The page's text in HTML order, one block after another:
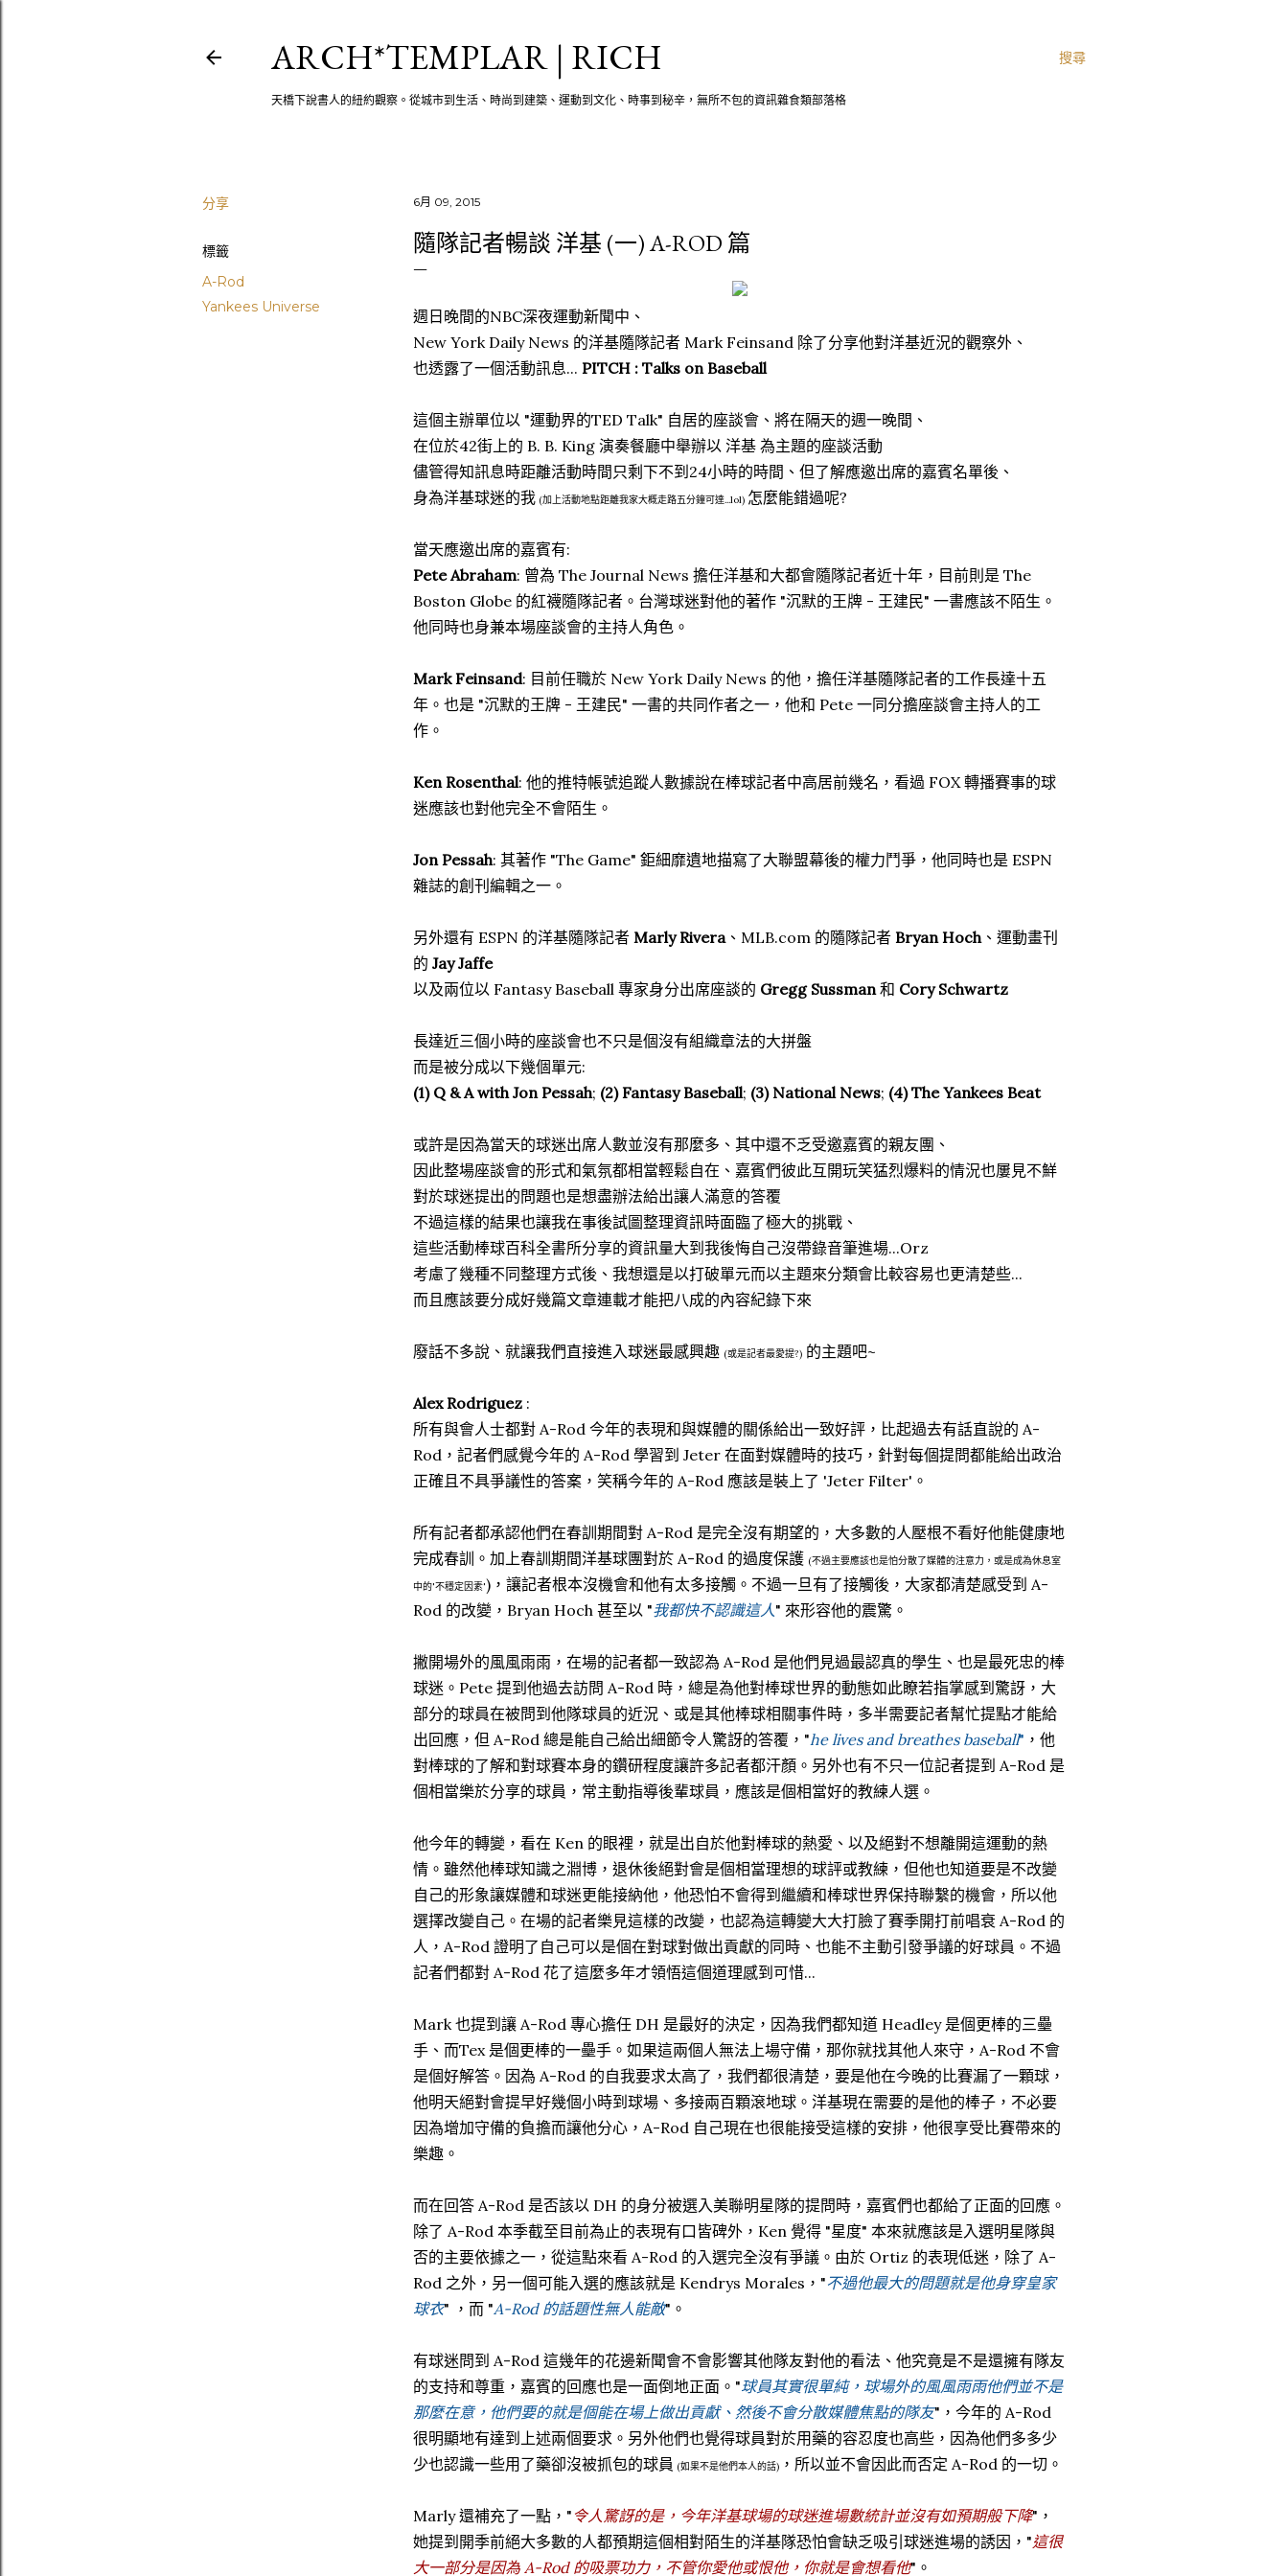
搜尋
ARCH*TEMPLAR | RICH
天橋下說書人的紐約觀察。從城市到生活、時尚到建築、運動到文化、時事到秘辛，無所不包的資訊雜食類部落格
分享
標籤
A-Rod
Yankees Universe
6月 09, 2015
隨隊記者暢談 洋基 (一) A-ROD 篇
週日晚間的NBC深夜運動新聞中、
New York Daily News 的洋基隨隊記者 Mark Feinsand 除了分享他對洋基近況的觀察外、
也透露了一個活動訊息... PITCH : Talks on Baseball
這個主辦單位以 "運動界的TED Talk" 自居的座談會、將在隔天的週一晚間、
在位於42街上的 B. B. King 演奏餐廳中舉辦以 洋基 為主題的座談活動
儘管得知訊息時距離活動時間只剩下不到24小時的時間、但了解應邀出席的嘉賓名單後、
身為洋基球迷的我 (加上活動地點距離我家大概走路五分鐘可達...lol) 怎麼能錯過呢?
當天應邀出席的嘉賓有:
Pete Abraham: 曾為 The Journal News 擔任洋基和大都會隨隊記者近十年，目前則是 The
Boston Globe 的紅襪隨隊記者。台灣球迷對他的著作 "沉默的王牌 - 王建民" 一書應該不陌生。
他同時也身兼本場座談會的主持人角色。
Mark Feinsand: 目前任職於 New York Daily News 的他，擔任洋基隨隊記者的工作長達十五
年。也是 "沉默的王牌 - 王建民" 一書的共同作者之一，他和 Pete 一同分擔座談會主持人的工
作。
Ken Rosenthal: 他的推特帳號追蹤人數據說在棒球記者中高居前幾名，看過 FOX 轉播賽事的球
迷應該也對他完全不會陌生。
Jon Pessah: 其著作 "The Game" 鉅細靡遺地描寫了大聯盟幕後的權力鬥爭，他同時也是 ESPN
雜誌的創刊編輯之一。
另外還有 ESPN 的洋基隨隊記者 Marly Rivera、MLB.com 的隨隊記者 Bryan Hoch、運動畫刊
的 Jay Jaffe
以及兩位以 Fantasy Baseball 專家身分出席座談的 Gregg Sussman和 Cory Schwartz
長達近三個小時的座談會也不只是個沒有組織章法的大拼盤
而是被分成以下幾個單元:
(1) Q & A with Jon Pessah; (2) Fantasy Baseball; (3) National News; (4) The Yankees Beat
或許是因為當天的球迷出席人數並沒有那麼多、其中還不乏受邀嘉賓的親友團、
因此整場座談會的形式和氣氛都相當輕鬆自在、嘉賓們彼此互開玩笑猛烈爆料的情況也屢見不鮮
對於球迷提出的問題也是想盡辦法給出讓人滿意的答覆
不過這樣的結果也讓我在事後試圖整理資訊時面臨了極大的挑戰、
這些活動棒球百科全書所分享的資訊量大到我後悔自己沒帶錄音筆進場...Orz
考慮了幾種不同整理方式後、我想還是以打破單元而以主題來分類會比較容易也更清楚些...
而且應該要分成好幾篇文章連載才能把八成的內容紀錄下來
廢話不多說、就讓我們直接進入球迷最感興趣 (或是記者最愛提?) 的主題吧~
Alex Rodriguez :
所有與會人士都對 A-Rod 今年的表現和與媒體的關係給出一致好評，比起過去有話直說的 A-
Rod，記者們感覺今年的 A-Rod 學習到 Jeter 在面對媒體時的技巧，針對每個提問都能給出政治
正確且不具爭議性的答案，笑稱今年的 A-Rod 應該是裝上了 'Jeter Filter'。
所有記者都承認他們在春訓期間對 A-Rod 是完全沒有期望的，大多數的人壓根不看好他能健康地
完成春訓。加上春訓期間洋基球團對於 A-Rod 的過度保護 (不過主要應該也是怕分散了媒體的注意力，或是成為休息室
中的'不穩定因素')，讓記者根本沒機會和他有太多接觸。不過一旦有了接觸後，大家都清楚感受到 A-
Rod 的改變，Bryan Hoch 甚至以 "我都快不認識這人" 來形容他的震驚。
撇開場外的風風雨雨，在場的記者都一致認為 A-Rod 是他們見過最認真的學生、也是最死忠的棒
球迷。Pete 提到他過去訪問 A-Rod 時，總是為他對棒球世界的動態如此瞭若指掌感到驚訝，大
部分的球員在被問到他隊球員的近況、或是其他棒球相關事件時，多半需要記者幫忙提點才能給
出回應，但 A-Rod 總是能自己給出細節令人驚訝的答覆，"he lives and breathes baseball" ，他
對棒球的了解和對球賽本身的鑽研程度讓許多記者都汗顏。另外也有不只一位記者提到 A-Rod 是
個相當樂於分享的球員，常主動指導後輩球員，應該是個相當好的教練人選。
他今年的轉變，看在 Ken 的眼裡，就是出自於他對棒球的熱愛、以及絕對不想離開這運動的熱
情。雖然他棒球知識之淵博，退休後絕對會是個相當理想的球評或教練，但他也知道要是不改變
自己的形象讓媒體和球迷更能接納他，他恐怕不會得到繼續和棒球世界保持聯繫的機會，所以他
選擇改變自己。在場的記者樂見這樣的改變，也認為這轉變大大打臉了賽季開打前唱衰 A-Rod 的
人，A-Rod 證明了自己可以是個在對球對做出貢獻的同時、也能不主動引發爭議的好球員。不過
記者們都對 A-Rod 花了這麼多年才領悟這個道理感到可惜...
Mark 也提到讓 A-Rod 專心擔任 DH 是最好的決定，因為我們都知道 Headley 是個更棒的三壘
手、而Tex 是個更棒的一壘手。如果這兩個人無法上場守備，那你就找其他人來守，A-Rod 不會
是個好解答。因為 A-Rod 的自我要求太高了，我們都很清楚，要是他在今晚的比賽漏了一顆球，
他明天絕對會提早好幾個小時到球場、多接兩百顆滾地球。洋基現在需要的是他的棒子，不必要
因為增加守備的負擔而讓他分心，A-Rod 自己現在也很能接受這樣的安排，他很享受比賽帶來的
樂趣。
而在回答 A-Rod 是否該以 DH 的身分被選入美聯明星隊的提問時，嘉賓們也都給了正面的回應。
除了 A-Rod 本季截至目前為止的表現有口皆碑外，Ken 覺得 "星度" 本來就應該是入選明星隊與
否的主要依據之一，從這點來看 A-Rod 的入選完全沒有爭議。由於 Ortiz 的表現低迷，除了 A-
Rod 之外，另一個可能入選的應該就是 Kendrys Morales，"不過他最大的問題就是他身穿皇家
球衣" ，而 "A-Rod 的話題性無人能敵"。
有球迷問到 A-Rod 這幾年的花邊新聞會不會影響其他隊友對他的看法、他究竟是不是還擁有隊友
的支持和尊重，嘉賓的回應也是一面倒地正面。"球員其實很單純，球場外的風風雨雨他們並不是
那麼在意，他們要的就是個能在場上做出貢獻、然後不會分散媒體焦點的隊友"，今年的 A-Rod
很明顯地有達到上述兩個要求。另外他們也覺得球員對於用藥的容忍度也高些，因為他們多多少
少也認識一些用了藥卻沒被抓包的球員 (如果不是他們本人的話) ，所以並不會因此而否定 A-Rod 的一切。
Marly 還補充了一點，" 令人驚訝的是，今年洋基球場的球迷進場數統計並沒有如預期般下降"，
她提到開季前絕大多數的人都預期這個相對陌生的洋基隊恐怕會缺乏吸引球迷進場的誘因，"這很
大一部分是因為 A-Rod 的吸票功力，不管你愛他或恨他，你就是會想看他"。